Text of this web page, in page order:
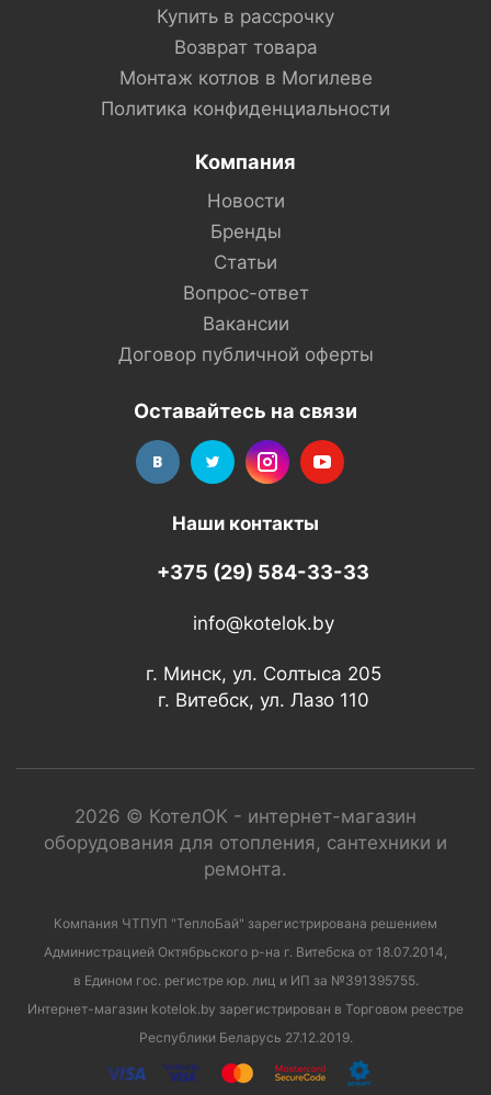
Купить в рассрочку
Возврат товара
Монтаж котлов в Могилеве
Политика конфиденциальности
Компания
Новости
Бренды
Статьи
Вопрос-ответ
Вакансии
Договор публичной оферты
Оставайтесь на связи
Наши контакты
+375 (29) 584-33-33
info@kotelok.by
г. Минск, ул. Солтыса 205
г. Витебск, ул. Лазо 110
2026 © КотелОК - интернет-магазин
оборудования для отопления, сантехники и
ремонта.
Компания ЧТПУП "ТеплоБай" зарегистрирована решением
Администрацией Октябрьского р-на г. Витебска от 18.07.2014,
в Едином гос. регистре юр. лиц и ИП за №391395755.
Интернет-магазин kotelok.by зарегистрирован в Торговом реестре
Республики Беларусь 27.12.2019.